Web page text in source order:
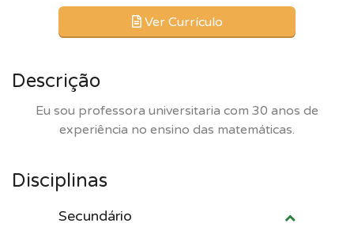
Ver Currículo
Descrição
Eu sou professora universitaria com 30 anos de
experiência no ensino das matemáticas.
Disciplinas
Secundário